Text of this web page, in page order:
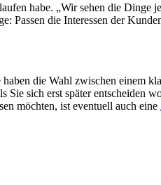
habe. „Wir sehen die Dinge
die Interessen der
die Wahl zwischen einem
Sie sich erst später entscheiden
möchten, ist eventuell auch eine